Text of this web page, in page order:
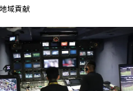
島エリア
地域貢献